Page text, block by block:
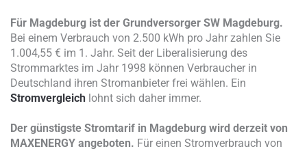
Für Magdeburg ist der Grundversorger SW Magdeburg.
Bei einem Verbrauch von 2.500 kWh pro Jahr zahlen Sie
1.004,55 € im 1. Jahr. Seit der Liberalisierung des
Strommarktes im Jahr 1998 können Verbraucher in
Deutschland ihren Stromanbieter frei wählen. Ein
Stromvergleich lohnt sich daher immer.
Der günstigste Stromtarif in Magdeburg wird derzeit von
MAXENERGY angeboten. Für einen Stromverbrauch von